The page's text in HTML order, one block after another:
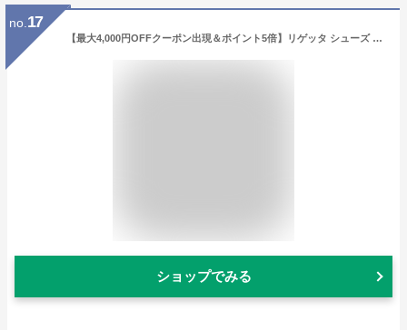
no. 17
【最大4,000円OFFクーポン出現＆ポイント5倍】リゲッタ シューズ レディース 靴 R071a フラット レースアップ スニーカー | コンフォート ぺたんこ ローヒール 歩きやすい 履きやすい 軽い 痛くない おしゃれ 紐靴 日本製 あす楽
ショップでみる